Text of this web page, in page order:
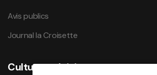
Avis publics
Journal la Croisette
Culture et loisirs